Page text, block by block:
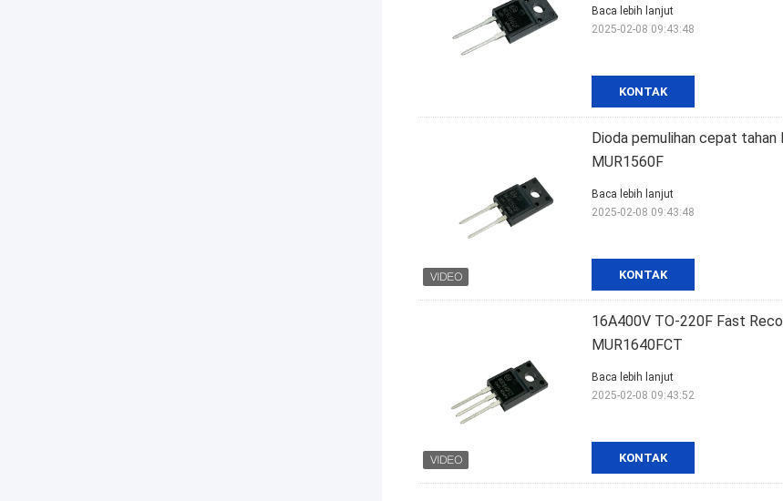
KONTAK
Baca lebih lanjut
2025-02-08 09:43:48
Dioda pemulihan cepat
MUR1560F
KONTAK
Baca lebih lanjut
2025-02-08 09:43:48
16A400V TO-220F Fast
MUR1640FCT
KONTAK
Baca lebih lanjut
2025-02-08 09:43:52